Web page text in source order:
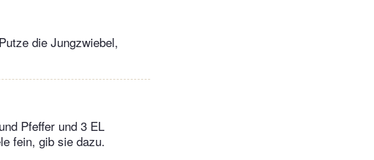
die Jungzwiebel,
Pfeffer und 3 EL
fein, gib sie dazu.